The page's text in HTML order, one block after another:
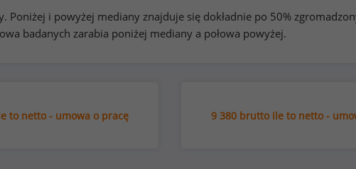
i powyżej mediany znajduje się dokładnie po 50%
badanych zarabia poniżej mediany a połowa powyżej.
to netto - umowa o pracę 9 380 brutto ile to netto -